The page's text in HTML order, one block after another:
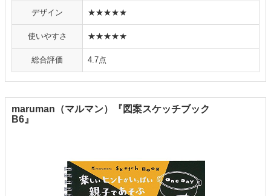
デザイン ★★★★★
使いやすさ ★★★★★
総合評価 4.7点
maruman（マルマン）『図案スケッチブック
B6』